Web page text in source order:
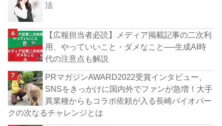
法
【広報担当者必読】メディア掲載記事の二次利
用、やっていいこと・ダメなこと──生成AI時
代の注意点も解説
PRマガジンAWARD2022受賞インタビュー、
SNSをきっかけに国内外でファンが急増！大手
異業種からもコラボ依頼が入る長崎バイオパー
クの次なるチャレンジとは